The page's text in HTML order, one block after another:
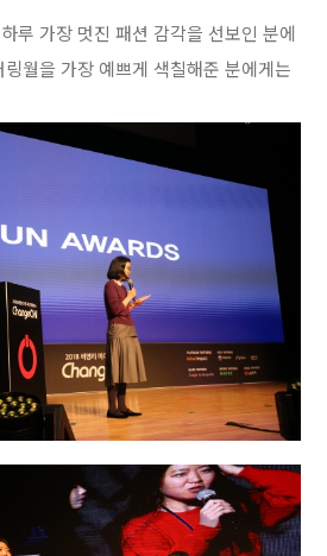
루 가장 멋진 패션 감각을 선보인 분에
월을 가장 예쁘게 색칠해준 분에게는